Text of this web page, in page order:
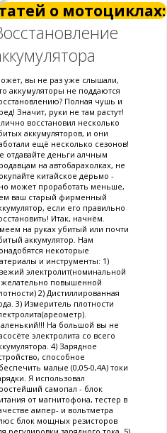
о мотоциклах:
вы не раз уже слышали,
аккумуляторы не поддаются
Полная чушь и
Значит, руки не там растут!
восстановил несколько
аккумуляторов, и они
ещё несколько сезонов!
отдавайте деньги алчным
на автобарахолках, не
китайское дерьмо -
может проработать меньше,
ваш старый фирменный
если его правильно
Итак, начнём.
на руках убитый или почти
аккумулятор. Нам
некоторые
и инструменты: 1)
электролит(номинальной
повышенной
2) Дистиллированная
3) Измеритель плотности
На большой вы не
электролита со всего
4) Зарядное
способное
малые (0,05-0,4А) токи
Я использовал
самопал - блок
от магнитофона, тестер в
ампер- и вольтметра
блок мощных резисторов